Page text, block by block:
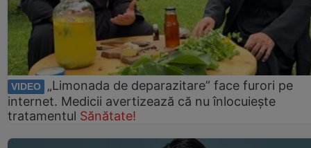
VIDEO
„Limonada de deparazitare” face furori pe
internet. Medicii avertizează că nu înlocuiește
tratamentul Sănătate!